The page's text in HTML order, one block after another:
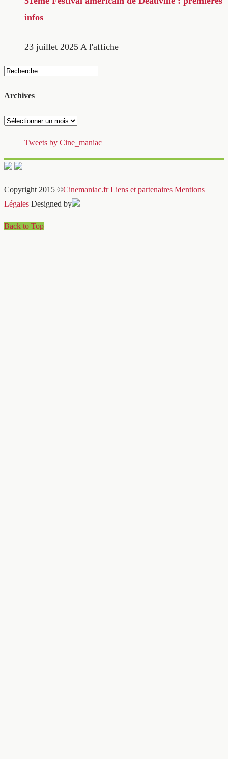
infos
23 juillet 2025 A l'affiche
Archives
Archives
Tweets by Cine_maniac
Copyright 2015 ©Cinemaniac.fr Liens et partenaires Mentions
Légales Designed by
Back to Top